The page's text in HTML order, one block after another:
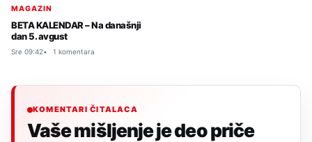
MAGAZIN
BETA KALENDAR – Na današnji
dan 5. avgust
Sre 09:42 1 komentara
KOMENTARI ČITALACA
Vaše mišljenje je deo priče